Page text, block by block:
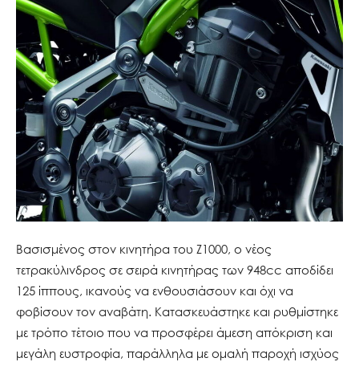
Βασισμένος στον κινητήρα του Ζ1000, ο νέος
τετρακύλινδρος σε σειρά κινητήρας των 948cc αποδίδει
125 ίππους, ικανούς να ενθουσιάσουν και όχι να
φοβίσουν τον αναβάτη. Κατασκευάστηκε και ρυθμίστηκε
με τρόπο τέτοιο που να προσφέρει άμεση απόκριση και
μεγάλη ευστροφία, παράλληλα με ομαλή παροχή ισχύος